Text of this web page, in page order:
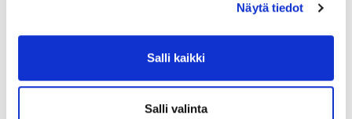
Näytä tiedot
Salli kaikki
Salli valinta
kpl